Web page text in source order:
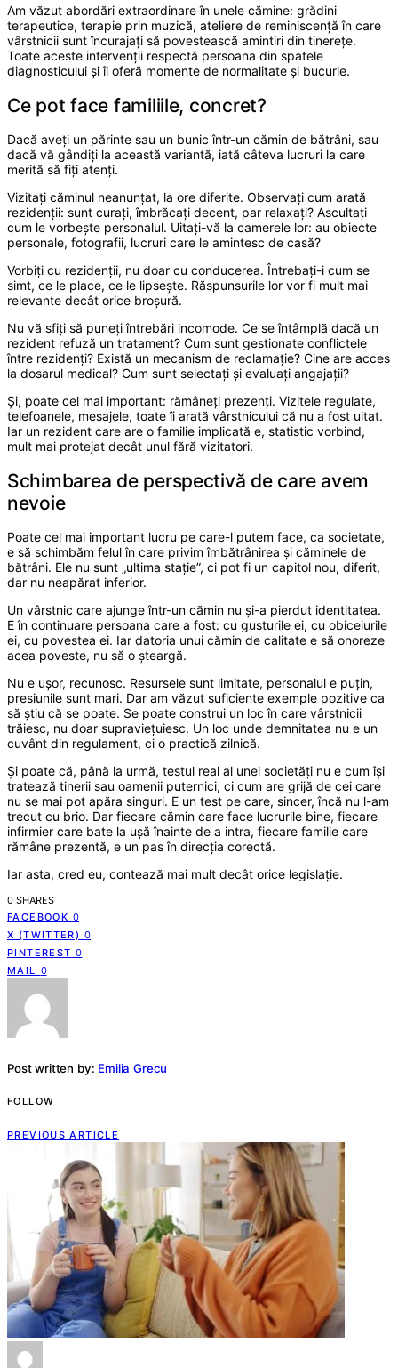
Am văzut abordări extraordinare în unele cămine: grădini
terapeutice, terapie prin muzică, ateliere de reminiscență în care
vârstnicii sunt încurajați să povestească amintiri din tinerețe.
Toate aceste intervenții respectă persoana din spatele
diagnosticului și îi oferă momente de normalitate și bucurie.
Ce pot face familiile, concret?
Dacă aveți un părinte sau un bunic într-un cămin de bătrâni, sau
dacă vă gândiți la această variantă, iată câteva lucruri la care
merită să fiți atenți.
Vizitați căminul neanunțat, la ore diferite. Observați cum arată
rezidenții: sunt curați, îmbrăcați decent, par relaxați? Ascultați
cum le vorbește personalul. Uitați-vă la camerele lor: au obiecte
personale, fotografii, lucruri care le amintesc de casă?
Vorbiți cu rezidenții, nu doar cu conducerea. Întrebați-i cum se
simt, ce le place, ce le lipsește. Răspunsurile lor vor fi mult mai
relevante decât orice broșură.
Nu vă sfiți să puneți întrebări incomode. Ce se întâmplă dacă un
rezident refuză un tratament? Cum sunt gestionate conflictele
între rezidenți? Există un mecanism de reclamație? Cine are acces
la dosarul medical? Cum sunt selectați și evaluați angajații?
Și, poate cel mai important: rămâneți prezenți. Vizitele regulate,
telefoanele, mesajele, toate îi arată vârstnicului că nu a fost uitat.
Iar un rezident care are o familie implicată e, statistic vorbind,
mult mai protejat decât unul fără vizitatori.
Schimbarea de perspectivă de care avem
nevoie
Poate cel mai important lucru pe care-l putem face, ca societate,
e să schimbăm felul în care privim îmbătrânirea și căminele de
bătrâni. Ele nu sunt „ultima stație”, ci pot fi un capitol nou, diferit,
dar nu neapărat inferior.
Un vârstnic care ajunge într-un cămin nu și-a pierdut identitatea.
E în continuare persoana care a fost: cu gusturile ei, cu obiceiurile
ei, cu povestea ei. Iar datoria unui cămin de calitate e să onoreze
acea poveste, nu să o șteargă.
Nu e ușor, recunosc. Resursele sunt limitate, personalul e puțin,
presiunile sunt mari. Dar am văzut suficiente exemple pozitive ca
să știu că se poate. Se poate construi un loc în care vârstnicii
trăiesc, nu doar supraviețuiesc. Un loc unde demnitatea nu e un
cuvânt din regulament, ci o practică zilnică.
Și poate că, până la urmă, testul real al unei societăți nu e cum își
tratează tinerii sau oamenii puternici, ci cum are grijă de cei care
nu se mai pot apăra singuri. E un test pe care, sincer, încă nu l-am
trecut cu brio. Dar fiecare cămin care face lucrurile bine, fiecare
infirmier care bate la ușă înainte de a intra, fiecare familie care
rămâne prezentă, e un pas în direcția corectă.
Iar asta, cred eu, contează mai mult decât orice legislație.
0 SHARES
FACEBOOK 0
X (TWITTER) 0
PINTEREST 0
MAIL 0
Post written by: Emilia Grecu
FOLLOW
PREVIOUS ARTICLE